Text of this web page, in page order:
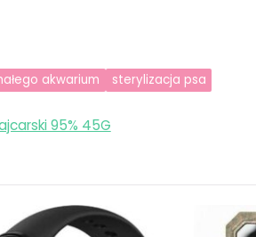
akwarium sterylizacja psa
95% 45G